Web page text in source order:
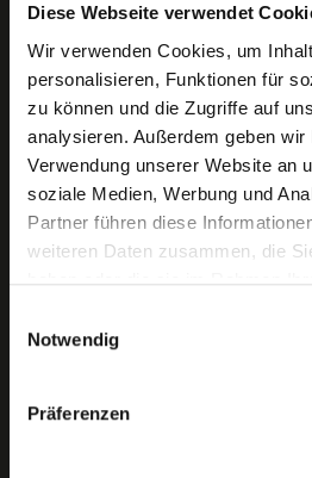
Diese Webseite verwendet
Wir verwenden Cookies, um
personalisieren, Funktionen für
zu können und die Zugriffe auf
analysieren. Außerdem geben
Verwendung unserer Website an
soziale Medien, Werbung und
Partner führen diese
weiteren Daten zusammen, die
haben oder die sie im Rahmen
Notwendig
Präferenzen
Welche Vorteile habe
Immobilienmakler zu
Ein Immobilienmakler bietet
Marktkenntnisse, sorgt für einen
und vermittelt Ihre Immobilie zügig
Interessenten.
Wie lange dauert der